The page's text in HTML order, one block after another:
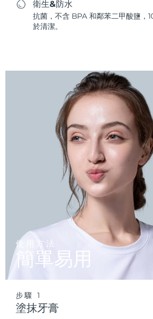
衛生&防水
抗菌，不含 BPA 和鄰苯二甲酸鹽，
於清潔。
使用方法
簡單易用
步驟 1
塗抹牙膏